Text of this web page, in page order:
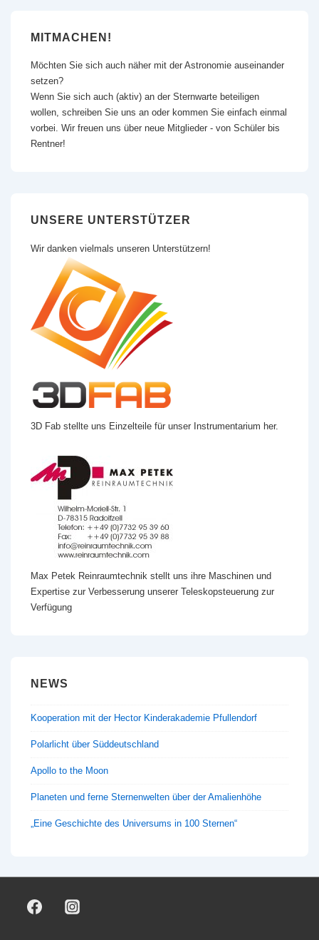
MITMACHEN!
Möchten Sie sich auch näher mit der Astronomie auseinander
setzen?
Wenn Sie sich auch (aktiv) an der Sternwarte beteiligen
wollen, schreiben Sie uns an oder kommen Sie einfach einmal
vorbei. Wir freuen uns über neue Mitglieder - von Schüler bis
Rentner!
UNSERE UNTERSTÜTZER
Wir danken vielmals unseren Unterstützern!
3D Fab stellte uns Einzelteile für unser Instrumentarium her.
Max Petek Reinraumtechnik stellt uns ihre Maschinen und
Expertise zur Verbesserung unserer Teleskopsteuerung zur
Verfügung
NEWS
Kooperation mit der Hector Kinderakademie Pfullendorf
Polarlicht über Süddeutschland
Apollo to the Moon
Planeten und ferne Sternenwelten über der Amalienhöhe
„Eine Geschichte des Universums in 100 Sternen“